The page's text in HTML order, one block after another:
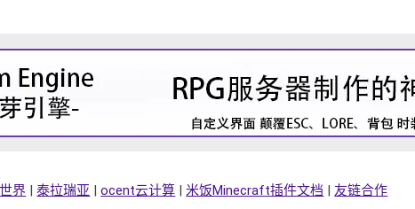
界 |泰拉瑞亚 |ocent云计算 |米饭Minecraft插件文档 | 友链合作